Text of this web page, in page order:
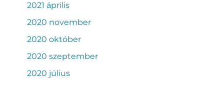
2021 április
2020 november
2020 október
2020 szeptember
2020 július